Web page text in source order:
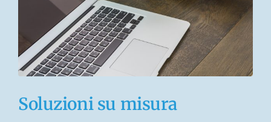
Soluzioni su misura